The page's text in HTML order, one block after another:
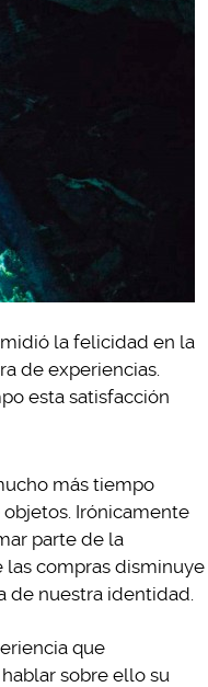
la felicidad en la
de experiencias.
esta satisfacción
más tiempo
Irónicamente
parte de la
las compras disminuye
de nuestra identidad.
que
sobre ello su